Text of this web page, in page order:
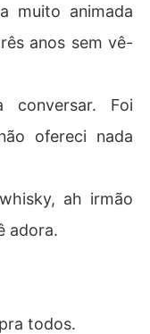
muito animada
anos sem vê-
Foi
ofereci nada
ah irmão
adora.
todos.